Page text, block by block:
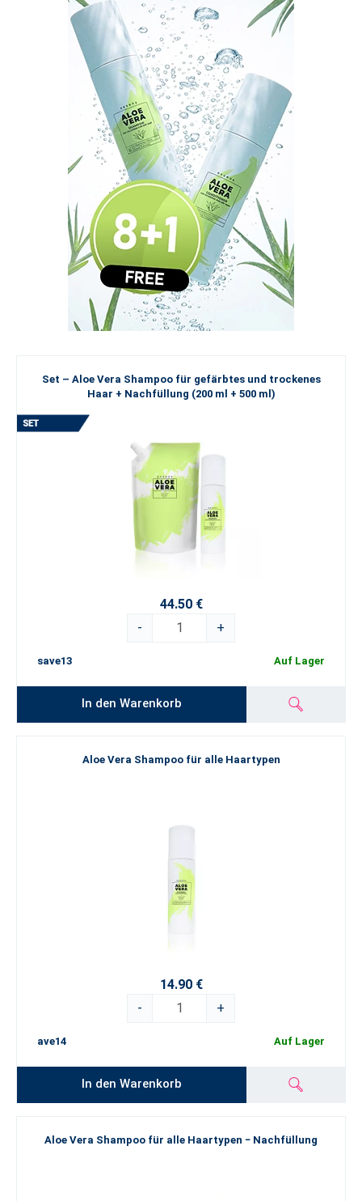
Set – Aloe Vera Shampoo für gefärbtes und trockenes
Haar + Nachfüllung (200 ml + 500 ml)
44.50 €
-
+
save13 Auf Lager
In den Warenkorb
Aloe Vera Shampoo für alle Haartypen
14.90 €
-
+
ave14 Auf Lager
In den Warenkorb
Aloe Vera Shampoo für alle Haartypen − Nachfüllung